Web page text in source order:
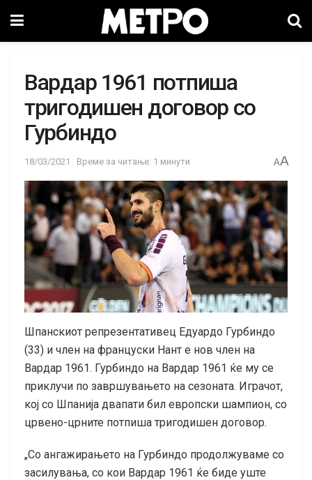
Вардар 1961 потпиша
тригодишен договор со
Гурбиндо
18/03/2021 Време за читање: 1 минути AA
Шпанскиот репрезентативец Едуардо Гурбиндо
(33) и член на француски Нант е нов член на
Вардар 1961. Гурбиндо на Вардар 1961 ќе му се
приклучи по завршувањето на сезоната. Играчот,
кој со Шпанија двапати бил европски шампион, со
црвено-црните потпиша тригодишен договор.
„Со ангажирањето на Гурбиндо продолжуваме со
засилувања, со кои Вардар 1961 ќе биде уште